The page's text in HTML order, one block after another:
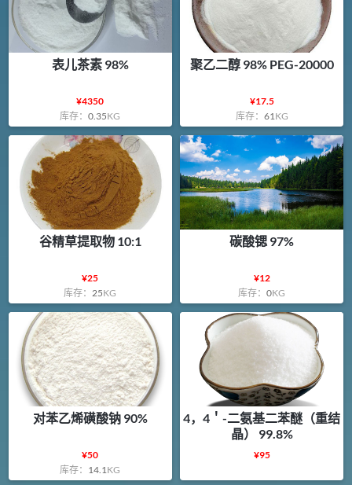
表儿茶素 98%
¥4350
库存：0.35KG
聚乙二醇 98% PEG-20000
¥17.5
库存： 61KG
谷精草提取物 10:1
¥25
库存： 25KG
碳酸锶 97%
¥12
库存：0KG
对苯乙烯磺酸钠 90%
¥50
库存： 14.1 KG
4，4＇-二氨基二苯醚（重结
晶） 99.8%
¥95